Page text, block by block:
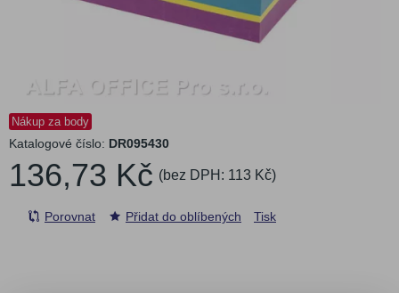
Nákup za body
Katalogové číslo: DR095430
136,73 Kč (bez DPH: 113 Kč)
Porovnat Přidat do oblíbených Tisk